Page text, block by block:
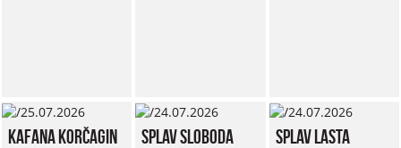
Kafana Korčagin Splav Sloboda Splav Lasta